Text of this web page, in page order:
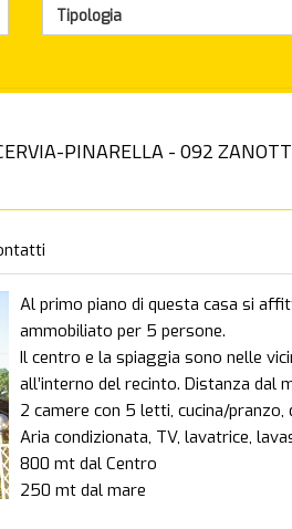
Tipologia
PINARELLA - 092
Al primo piano di questa casa si
ammobiliato per 5 persone.
Il centro e la spiaggia sono nelle
all’interno del recinto. Distanza dal
2 camere con 5 letti, cucina/pranzo,
Aria condizionata, TV, lavatrice,
800 mt dal Centro
250 mt dal mare